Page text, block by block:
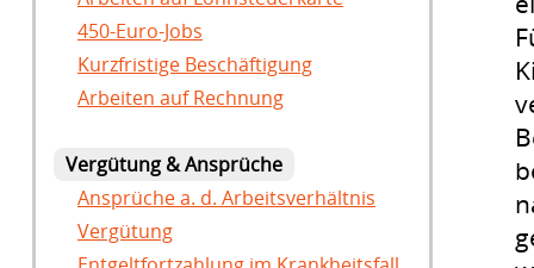
450-Euro-Jobs
Kurzfristige Beschäftigung
Arbeiten auf Rechnung
Vergütung & Ansprüche
Ansprüche a. d. Arbeitsverhältnis
Vergütung